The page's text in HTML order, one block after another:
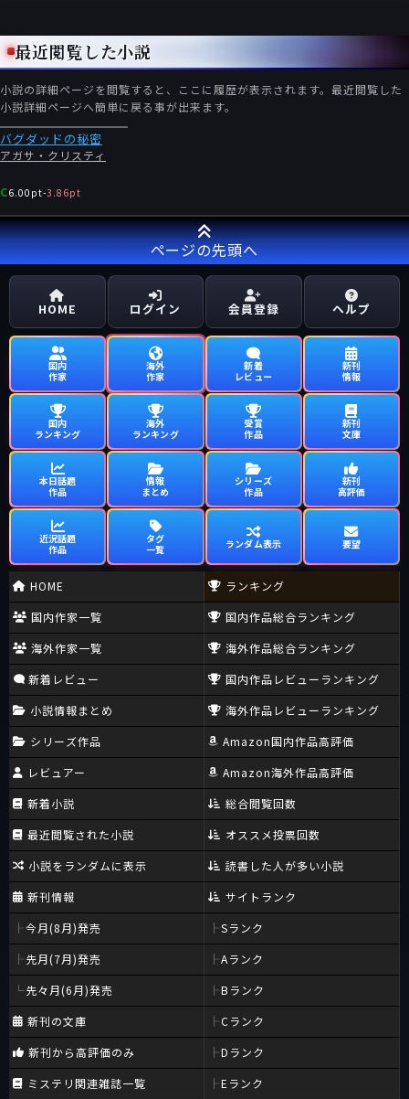
最近閲覧した小説
小説の詳細ページを閲覧すると、ここに履歴が表示されます。最近閲覧した
小説詳細ページへ簡単に戻る事が出来ます。
バグダッドの秘密
アガサ・クリスティ
C6.00pt-3.86pt
ページの先頭へ
HOME ログイン 会員登録 ヘルプ
国内
作家
海外
作家
新着
レビュー
新刊
情報
国内
ランキング
海外
ランキング
受賞
作品
新刊
文庫
本日話題
作品
情報
まとめ
シリーズ
作品
新刊
高評価
近況話題
作品
タグ
一覧
ランダム表示 要望
HOME
国内作家一覧
海外作家一覧
新着レビュー
小説情報まとめ
シリーズ作品
レビュアー
新着小説
最近閲覧された小説
小説をランダムに表示
新刊情報
今月(8月)発売
先月(7月)発売
先々月(6月)発売
新刊の文庫
新刊から高評価のみ
ミステリ関連雑誌一覧
ランキング
国内作品総合ランキング
海外作品総合ランキング
国内作品レビューランキング
海外作品レビューランキング
Amazon国内作品高評価
Amazon海外作品高評価
総合閲覧回数
オススメ投票回数
読書した人が多い小説
サイトランク
Sランク
Aランク
Bランク
Cランク
Dランク
Eランク